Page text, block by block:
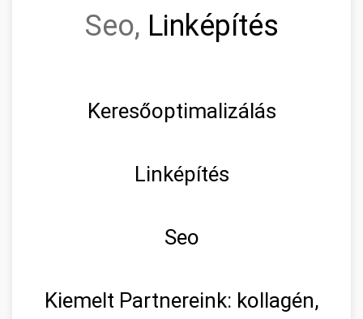
Seo, Linképítés
Keresőoptimalizálás
Linképítés
Seo
Kiemelt Partnereink: kollagén,